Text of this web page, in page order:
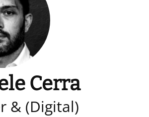
Cerra
& (Digital)